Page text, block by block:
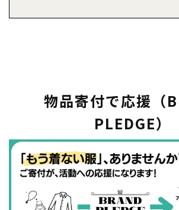
物品寄付で応援（
PLEDGE）